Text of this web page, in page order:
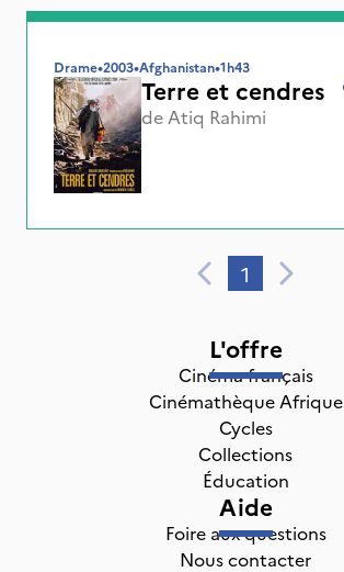
Drame•2003•Afghanistan•1h43
Terre et cendres
de Atiq Rahimi
1
L'offre
Cinéma français
Cinémathèque Afrique
Cycles
Collections
Éducation
Aide
Foire aux questions
Nous contacter